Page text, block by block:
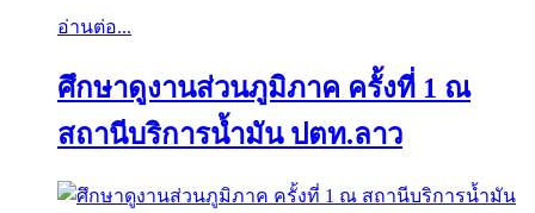
อ่านต่อ...
ศึกษาดูงานส่วนภูมิภาค ครั้งที่ 1 ณ
สถานีบริการน้ำมัน ปตท.ลาว